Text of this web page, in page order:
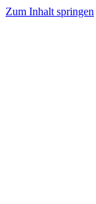
Zum Inhalt springen